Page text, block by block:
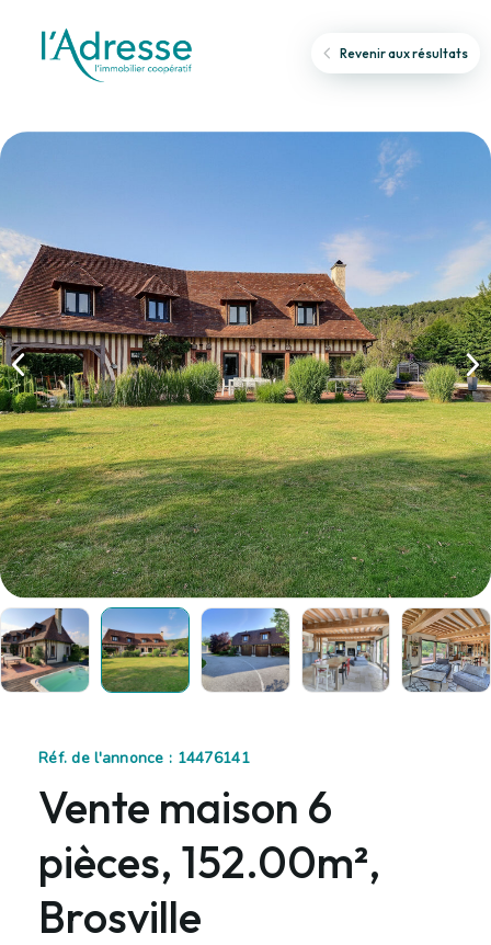
Revenir aux résultats
Réf. de l'annonce : 14476141
Vente maison 6
pièces, 152.00m²,
Brosville